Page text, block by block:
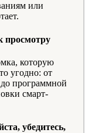
или
просмотру
которую
угодно: от
программной
смарт-
убедитесь,